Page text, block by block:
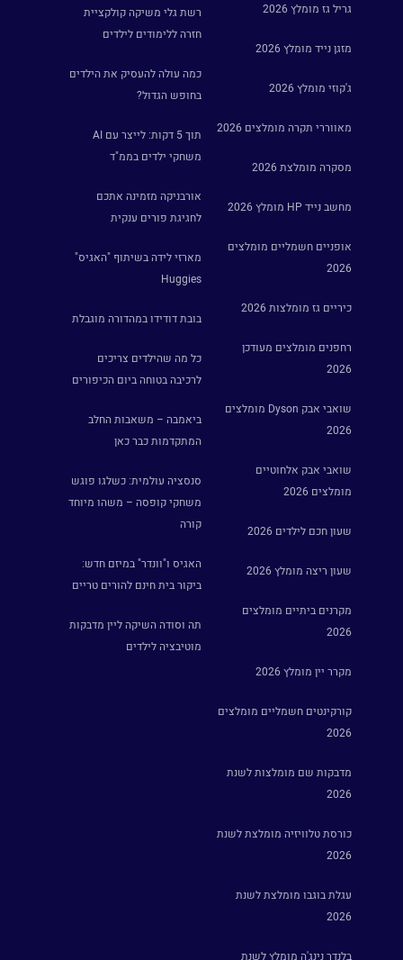
גריל גז מומלץ 2026
מזגן נייד מומלץ 2026
ג'קוזי מומלץ 2026
מאווררי תקרה מומלצים 2026
מסקרה מומלצת 2026
מחשב נייד HP מומלץ 2026
אופניים חשמליים מומלצים
2026
כיריים גז מומלצות 2026
רחפנים מומלצים מעודכן
2026
שואבי אבק Dyson מומלצים
2026
שואבי אבק אלחוטיים
מומלצים 2026
שעון חכם לילדים 2026
שעון ריצה מומלץ 2026
מקרנים ביתיים מומלצים
2026
מקרר יין מומלץ 2026
קורקינטים חשמליים מומלצים
2026
מדבקות שם מומלצות לשנת
2026
כורסת טלוויזיה מומלצת לשנת
2026
עגלת בוגבו מומלצת לשנת
2026
בלנדר נינג'ה מומלץ לשנת
רשת גלי משיקה קולקציית
חזרה ללימודים לילדים
כמה עולה להעסיק את הילדים
בחופש הגדול?
תוך 5 דקות: לייצר עם AI
משחקי ילדים בממ"ד
אורבניקה מזמינה אתכם
לחגיגת פורים ענקית
מארזי לידה בשיתוף "האגיס"
Huggies
בובת דודידו במהדורה מוגבלת
כל מה שהילדים צריכים
לרכיבה בטוחה ביום הכיפורים
ביאמבה – משאבות החלב
המתקדמות כבר כאן
סנסציה עולמית: כשלגו פוגש
משחקי קופסה – משהו מיוחד
קורה
האגיס ו"וונדר" במיזם חדש:
ביקור בית חינם להורים טריים
תה וסודה השיקה ליין מדבקות
מוטיבציה לילדים